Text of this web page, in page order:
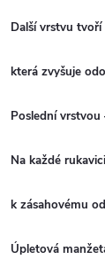
Další vrstvu
která zvyšuje
Poslední
Na každé
k zásahovému
Úpletová